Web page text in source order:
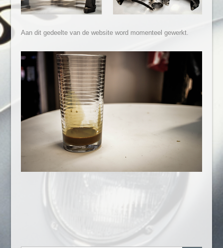
Aan dit gedeelte van de website word momenteel gewerkt.